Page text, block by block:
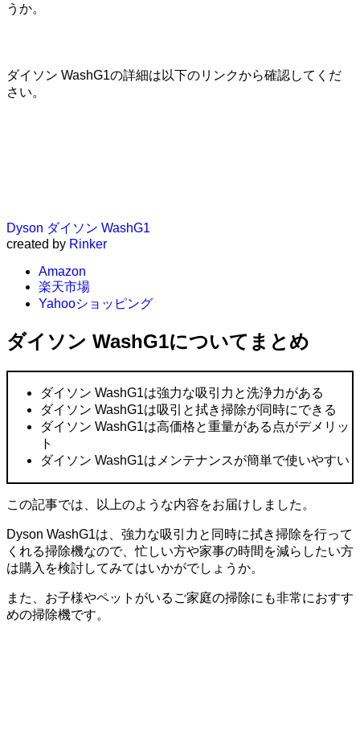
うか。
ダイソン WashG1の詳細は以下のリンクから確認してくだ
さい。
Dyson ダイソン WashG1
created by Rinker
Amazon
楽天市場
Yahooショッピング
ダイソン WashG1についてまとめ
ダイソン WashG1は強力な吸引力と洗浄力がある
ダイソン WashG1は吸引と拭き掃除が同時にできる
ダイソン WashG1は高価格と重量がある点がデメリッ
ト
ダイソン WashG1はメンテナンスが簡単で使いやすい
この記事では、以上のような内容をお届けしました。
Dyson WashG1は、強力な吸引力と同時に拭き掃除を行って
くれる掃除機なので、忙しい方や家事の時間を減らしたい方
は購入を検討してみてはいかがでしょうか。
また、お子様やペットがいるご家庭の掃除にも非常におすす
めの掃除機です。